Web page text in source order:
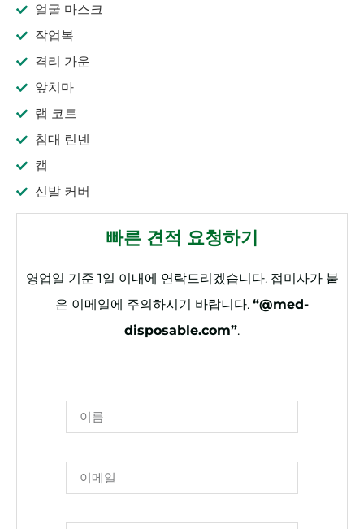
얼굴 마스크
작업복
격리 가운
앞치마
랩 코트
침대 린넨
캡
신발 커버
빠른 견적 요청하기
영업일 기준 1일 이내에 연락드리겠습니다. 접미사가 붙
은 이메일에 주의하시기 바랍니다. “@med-
disposable.com”.